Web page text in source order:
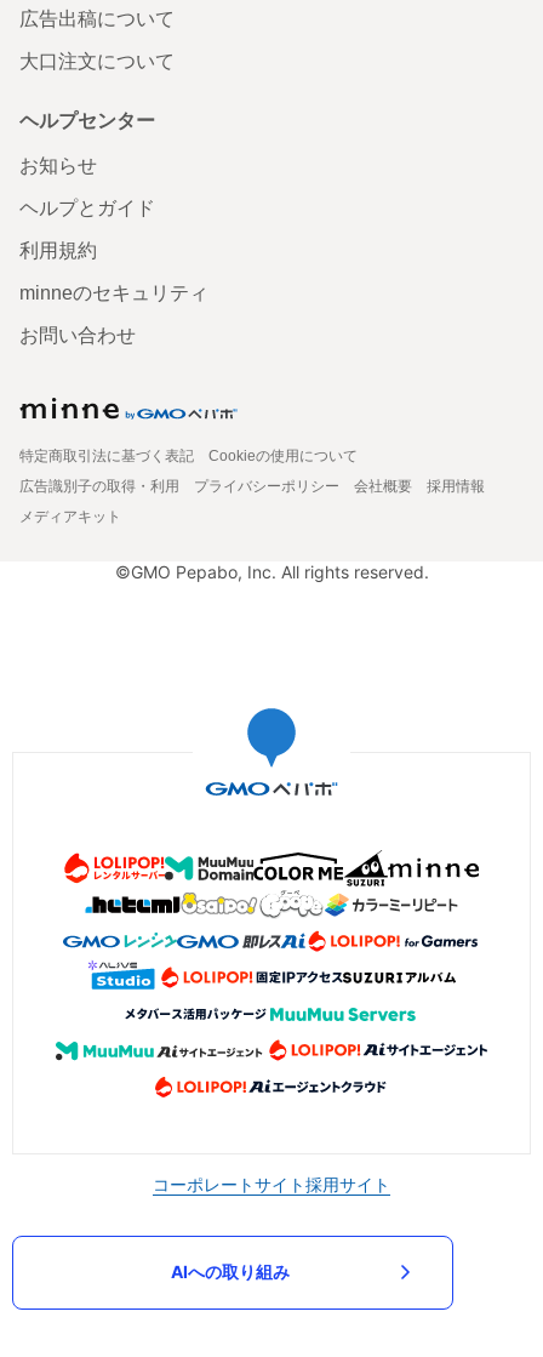
広告出稿について
大口注文について
ヘルプセンター
お知らせ
ヘルプとガイド
利用規約
minneのセキュリティ
お問い合わせ
特定商取引法に基づく表記
Cookieの使用について
広告識別子の取得・利用
プライバシーポリシー 会社概要
採用情報
メディアキット
©GMO Pepabo, Inc. All rights reserved.
コーポレートサイト採用サイト
AIへの取り組み